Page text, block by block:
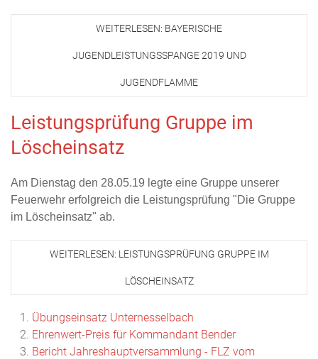
WEITERLESEN: BAYERISCHE
JUGENDLEISTUNGSSPANGE 2019 UND
JUGENDFLAMME
Leistungsprüfung Gruppe im
Löscheinsatz
Am Dienstag den 28.05.19 legte eine Gruppe unserer
Feuerwehr erfolgreich die Leistungsprüfung "Die Gruppe
im Löscheinsatz" ab.
WEITERLESEN: LEISTUNGSPRÜFUNG GRUPPE IM
LÖSCHEINSATZ
Übungseinsatz Unternesselbach
Ehrenwert-Preis für Kommandant Bender
Bericht Jahreshauptversammlung - FLZ vom